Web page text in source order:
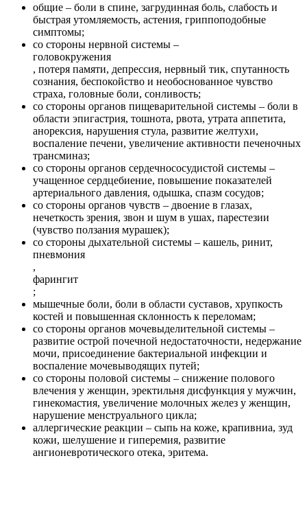
общие – боли в спине, загрудинная боль, слабость и
быстрая утомляемость, астения, гриппоподобные
симптомы;
со стороны нервной системы –
головокружения
, потеря памяти, депрессия, нервный тик, спутанность
сознания, беспокойство и необоснованное чувство
страха, головные боли, сонливость;
со стороны органов пищеварительной системы – боли в
области эпигастрия, тошнота, рвота, утрата аппетита,
анорексия, нарушения стула, развитие желтухи,
воспаление печени, увеличение активности печеночных
трансминаз;
со стороны органов сердечнососудистой системы –
учащенное сердцебиение, повышение показателей
артериального давления, одышка, спазм сосудов;
со стороны органов чувств – двоение в глазах,
нечеткость зрения, звон и шум в ушах, парестезии
(чувство ползания мурашек);
со стороны дыхательной системы – кашель, ринит,
пневмония
,
фарингит
;
мышечные боли, боли в области суставов, хрупкость
костей и повышенная склонность к переломам;
со стороны органов мочевыделительной системы –
развитие острой почечной недостаточности, недержание
мочи, присоединение бактериальной инфекции и
воспаление мочевыводящих путей;
со стороны половой системы – снижение полового
влечения у женщин, эректильня дисфункция у мужчин,
гинекомастия, увеличение молочных желез у женщин,
нарушение менструального цикла;
аллергические реакции – сыпь на коже, крапивниа, зуд
кожи, шелушение и гиперемия, развитие
ангионевротического отека, эритема.